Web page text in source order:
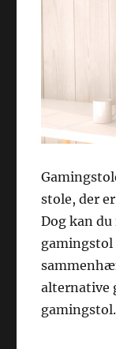
stole, der
Dog kan
gamingstol
alternative
gamingstol.